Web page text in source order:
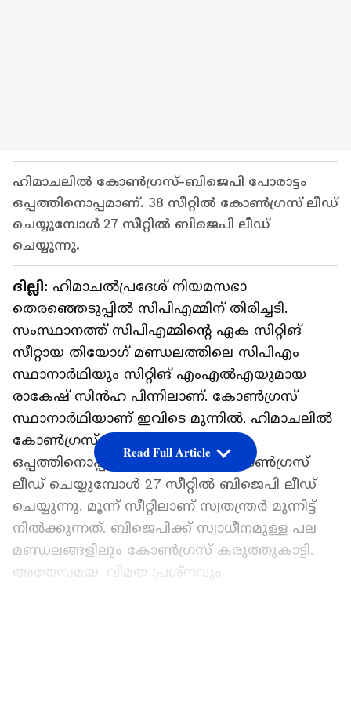
ഹിമാചലില്‍ കോണ്‍ഗ്രസ്-ബിജെപി പോരാട്ടം
ഒപ്പത്തിനൊപ്പമാണ്. 38 സീറ്റില്‍ കോൺഗ്രസ് ലീഡ്
ചെയ്യുമ്പോള്‍ 27 സീറ്റില്‍ ബിജെപി ലീഡ്
ചെയ്യുന്നു.
ദില്ലി: ഹിമാചല്‍പ്രദേശ് നിയമസഭാ
തെരഞ്ഞെടുപ്പില്‍ സിപിഎമ്മിന് തിരിച്ചടി.
സംസ്ഥാനത്ത് സിപിഎമ്മിന്‍റെ ഏക സിറ്റിങ്
സീറ്റായ തിയോഗ് മണ്ഡലത്തിലെ സിപിഎം
സ്ഥാനാര്‍ഥിയും സിറ്റിങ് എംഎല്‍എയുമായ
രാകേഷ് സിന്‍ഹ പിന്നിലാണ്. കോണ്‍ഗ്രസ്
സ്ഥാനാര്‍ഥിയാണ് ഇവിടെ മുന്നില്‍. ഹിമാചലില്‍
കോണ്‍ഗ്രസ്-ബിജെപി പോരാട്ടം
ഒപ്പത്തിനൊപ്പമാണ്. 38 സീറ്റില്‍ കോൺഗ്രസ്
ലീഡ് ചെയ്യുമ്പോള്‍ 27 സീറ്റില്‍ ബിജെപി ലീഡ്
ചെയ്യുന്നു. മൂന്ന് സീറ്റിലാണ് സ്വതന്ത്രര്‍ മുന്നിട്ട്
നില്‍ക്കുന്നത്. ബിജെപിക്ക് സ്വാധീനമുള്ള പല
മണ്ഡലങ്ങളിലും കോണ്‍ഗ്രസ് കരുത്തുകാട്ടി.
അതേസമയ, വിമത പ്രശ്നവും
Read Full Article